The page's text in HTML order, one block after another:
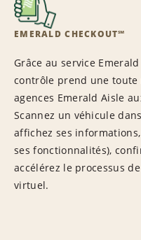
EMERALD CHECKOUT℠
Grâce au service
contrôle prend une
agences Emerald Aisle
Scannez un véhicule
affichez ses
ses fonctionnalités),
accélérez le processus
virtuel.